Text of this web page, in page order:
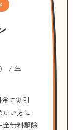
） / 年
に割引
たい方に
全無料駆除